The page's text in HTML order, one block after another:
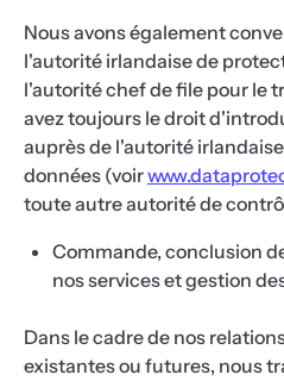
Nous avons également
l'autorité irlandaise de
l'autorité chef de file pour le
avez toujours le droit
auprès de l'autorité
données (voir
toute autre autorité de
Commande, conclusion
nos services et gestion
Dans le cadre de nos
existantes ou futures, nous